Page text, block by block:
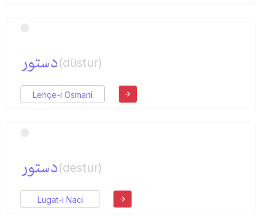
دستور(düstur)
Lehçe-i Osmani
دستور(destur)
Lugat-ı Naci